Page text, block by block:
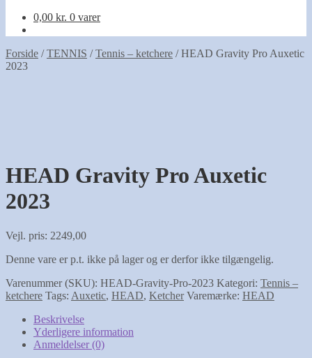
0,00 kr. 0 varer
Forside /TENNIS /Tennis – ketchere /HEAD Gravity Pro Auxetic
2023
HEAD Gravity Pro Auxetic
2023
Vejl. pris: 2249,00
Denne vare er p.t. ikke på lager og er derfor ikke tilgængelig.
Varenummer (SKU): HEAD-Gravity-Pro-2023 Kategori: Tennis –
ketchere Tags: Auxetic, HEAD, Ketcher Varemærke: HEAD
Beskrivelse
Yderligere information
Anmeldelser (0)